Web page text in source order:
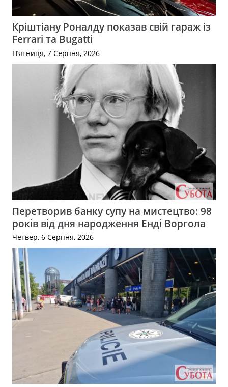
Кріштіану Роналду показав свій гараж із
Ferrari та Bugatti
П’ятниця, 7 Серпня, 2026
Перетворив банку супу на мистецтво: 98
років від дня народження Енді Воргола
Четвер, 6 Серпня, 2026